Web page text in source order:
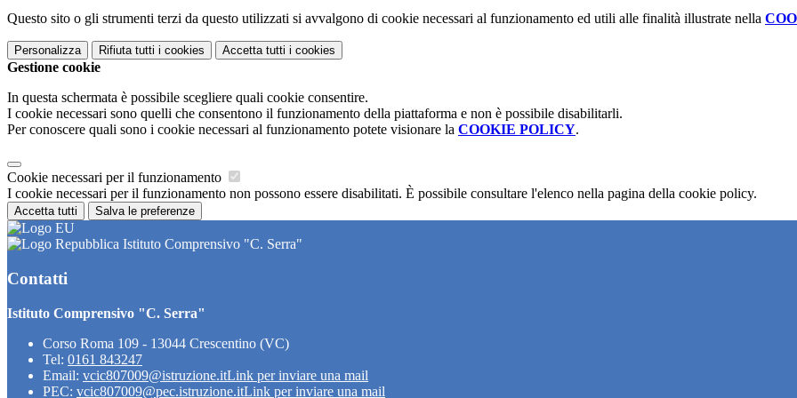
Questo sito o gli strumenti terzi da questo utilizzati si avvalgono di cookie necessari al funzionamento ed utili alle finalità illustrate nella
Personalizza Rifiuta tutti i cookies Accetta tutti i cookies
Gestione cookie
In questa schermata è possibile scegliere quali cookie consentire.
I cookie necessari sono quelli che consentono il funzionamento della piattaforma e non è possibile disabilitarli.
Per conoscere quali sono i cookie necessari al funzionamento potete visionare la COOKIE POLICY.
Cookie necessari per il funzionamento
I cookie necessari per il funzionamento non possono essere disabilitati. È possibile consultare l'elenco nella pagina della cookie policy.
Accetta tutti Salva le preferenze
Istituto Comprensivo "C. Serra"
Contatti
Istituto Comprensivo "C. Serra"
Corso Roma 109 - 13044 Crescentino (VC)
Tel: 0161 843247
Email: vcic807009@istruzione.itLink per inviare una mail
PEC: vcic807009@pec.istruzione.itLink per inviare una mail